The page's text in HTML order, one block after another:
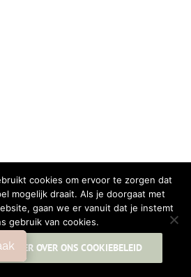
cookies om ervoor te zorgen dat
mogelijk draait. Als je doorgaat met
gaan we er vanuit dat je instemt
gebruik van cookies.
MEER OVER ONS COOKIEBELEID